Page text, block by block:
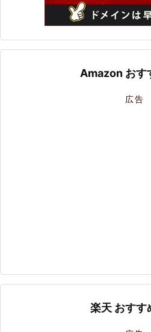
Amazon おす
広告
楽天 おすす